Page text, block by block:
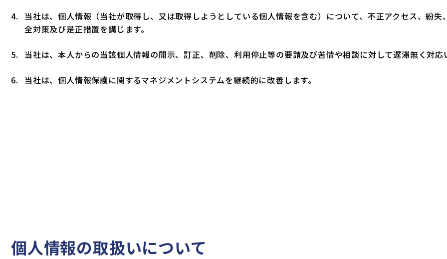
当社は、個人情報（当社が取得し、又は取得しようとしている個人情報を含む）について、不正アクセス、紛
全対策及び是正措置を講じます。
当社は、本人からの当該個人情報の開示、訂正、削除、利用停止等の要請及び苦情や相談に対して遅滞無く対応
当社は、個人情報保護に関するマネジメントシステムを継続的に改善します。
個人情報の取扱いについて